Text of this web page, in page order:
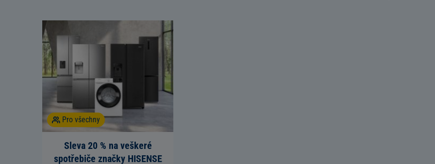
Pro všechny
Sleva 20 % na veškeré
spotřebiče značky HISENSE